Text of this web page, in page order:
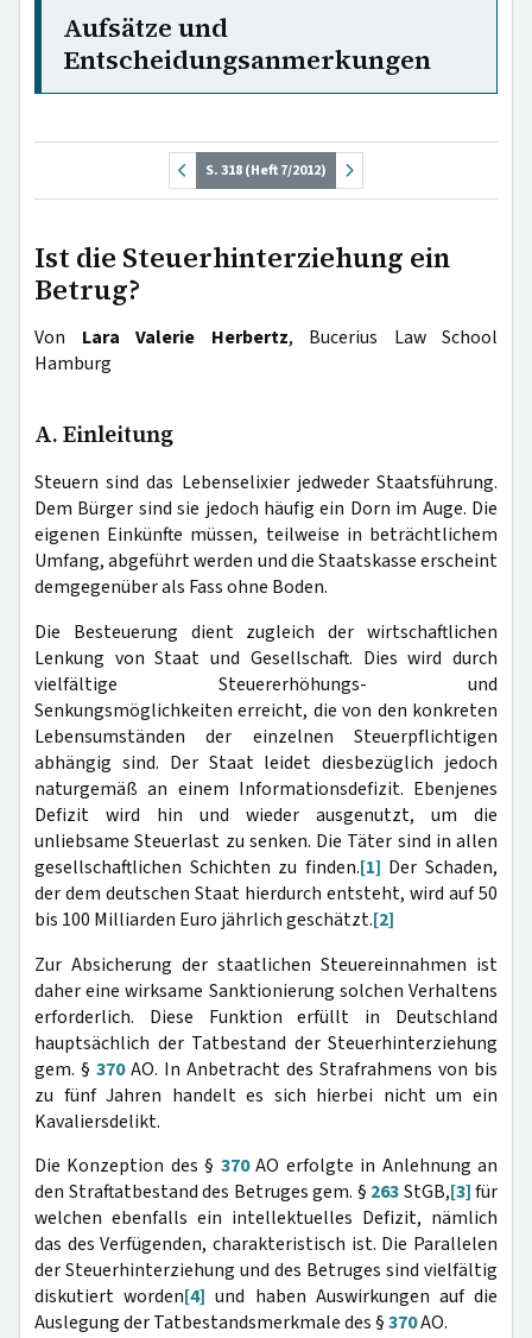
Aufsätze und
Entscheidungsanmerkungen
S. 318 (Heft 7/2012)
Ist die Steuerhinterziehung ein
Betrug?
Von Lara Valerie Herbertz, Bucerius Law School
Hamburg
A. Einleitung
Steuern sind das Lebenselixier jedweder Staatsführung.
Dem Bürger sind sie jedoch häufig ein Dorn im Auge. Die
eigenen Einkünfte müssen, teilweise in beträchtlichem
Umfang, abgeführt werden und die Staatskasse erscheint
demgegenüber als Fass ohne Boden.
Die Besteuerung dient zugleich der wirtschaftlichen
Lenkung von Staat und Gesellschaft. Dies wird durch
vielfältige Steuererhöhungs- und
Senkungsmöglichkeiten erreicht, die von den konkreten
Lebensumständen der einzelnen Steuerpflichtigen
abhängig sind. Der Staat leidet diesbezüglich jedoch
naturgemäß an einem Informationsdefizit. Ebenjenes
Defizit wird hin und wieder ausgenutzt, um die
unliebsame Steuerlast zu senken. Die Täter sind in allen
gesellschaftlichen Schichten zu finden.[1] Der Schaden,
der dem deutschen Staat hierdurch entsteht, wird auf 50
bis 100 Milliarden Euro jährlich geschätzt.[2]
Zur Absicherung der staatlichen Steuereinnahmen ist
daher eine wirksame Sanktionierung solchen Verhaltens
erforderlich. Diese Funktion erfüllt in Deutschland
hauptsächlich der Tatbestand der Steuerhinterziehung
gem. § 370AO. In Anbetracht des Strafrahmens von bis
zu fünf Jahren handelt es sich hierbei nicht um ein
Kavaliersdelikt.
Die Konzeption des § 370AO erfolgte in Anlehnung an
den Straftatbestand des Betruges gem. § 263StGB,[3]für
welchen ebenfalls ein intellektuelles Defizit, nämlich
das des Verfügenden, charakteristisch ist. Die Parallelen
der Steuerhinterziehung und des Betruges sind vielfältig
diskutiert worden[4] und haben Auswirkungen auf die
Auslegung der Tatbestandsmerkmale des §370AO.